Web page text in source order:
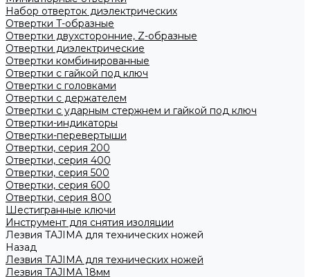
Набор отверток диэлектрических
Отвертки T-образные
Отвертки двухсторонние, Z-образные
Отвертки диэлектрические
Отвертки комбинированные
Отвертки с гайкой под ключ
Отвертки с головками
Отвертки с держателем
Отвертки с ударным стержнем и гайкой под ключ
Отвертки-индикаторы
Отвертки-перевертыши
Отвертки, серия 200
Отвертки, серия 400
Отвертки, серия 500
Отвертки, серия 600
Отвертки, серия 800
Шестигранные ключи
Инструмент для снятия изоляции
Лезвия TAJIMA для технических ножей
Назад
Лезвия TAJIMA для технических ножей
Лезвия TAJIMA 18мм